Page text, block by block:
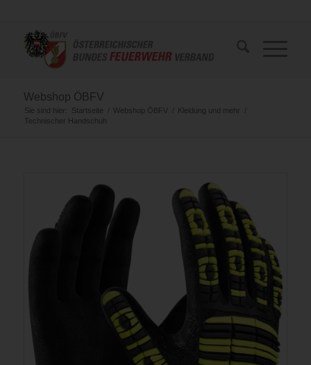
Webshop ÖBFV
Sie sind hier: Startseite / Webshop ÖBFV / Kleidung und mehr
/
Technischer Handschuh